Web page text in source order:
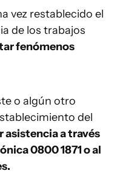
vez restablecido el
de los trabajos
fenómenos
o algún otro
del
asistencia a través
0800 1871 o al